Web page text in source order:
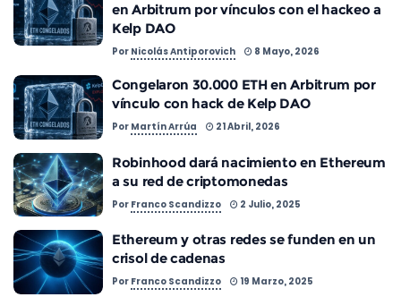
en Arbitrum por vínculos con el hackeo a
Kelp DAO
Por Nicolás Antiporovich 8 Mayo, 2026
Congelaron 30.000 ETH en Arbitrum por
vínculo con hack de Kelp DAO
Por Martín Arrúa 21 Abril, 2026
Robinhood dará nacimiento en Ethereum
a su red de criptomonedas
Por Franco Scandizzo 2 Julio, 2025
Ethereum y otras redes se funden en un
crisol de cadenas
Por Franco Scandizzo 19 Marzo, 2025